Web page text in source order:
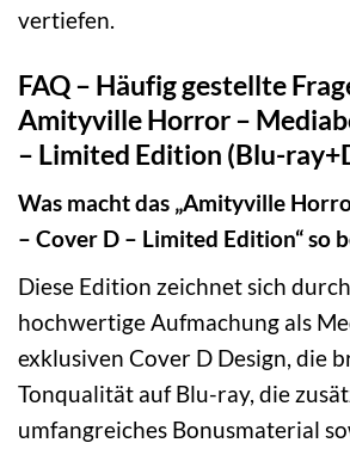
vertiefen.
FAQ – Häufig gestellte
Amityville Horror –
– Limited Edition (Blu-
Was macht das „Amityville
– Cover D – Limited Edition“ so
Diese Edition zeichnet sich
hochwertige Aufmachung als
exklusiven Cover D Design, die
Tonqualität auf Blu-ray, die
umfangreiches Bonusmaterial